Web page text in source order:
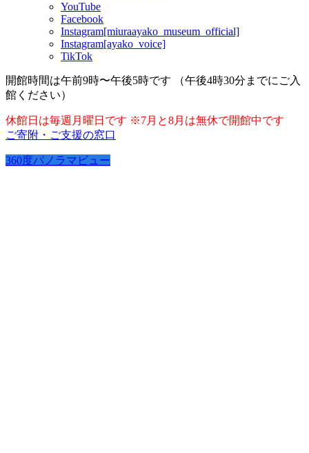
YouTube
Facebook
Instagram[miuraayako_museum_official]
Instagram[ayako_voice]
TikTok
開館時間は午前9時〜午後5時です （午後4時30分までにご入
館ください）
休館日は毎週月曜日です ※7月と8月は無休で開館中です
ご寄附・ご支援の窓口
360度パノラマビュー